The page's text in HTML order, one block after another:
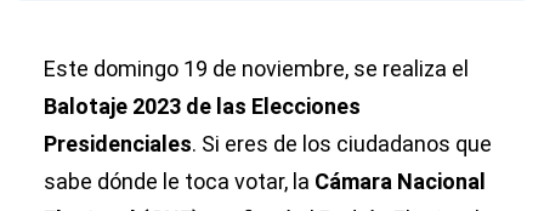
Este domingo 19 de noviembre, se realiza el
Balotaje 2023 de las Elecciones
Presidenciales. Si eres de los ciudadanos que
sabe dónde le toca votar, la Cámara Nacional